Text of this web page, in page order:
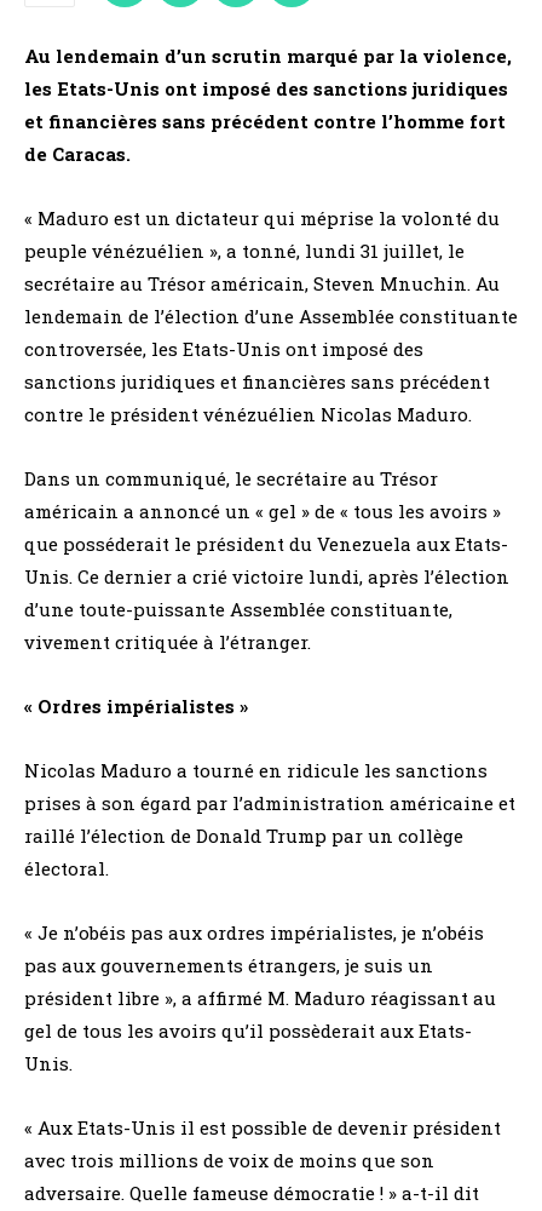
Au lendemain d’un scrutin marqué par la violence,
les Etats-Unis ont imposé des sanctions juridiques
et financières sans précédent contre l’homme fort
de Caracas.
« Maduro est un dictateur qui méprise la volonté du
peuple vénézuélien », a tonné, lundi 31 juillet, le
secrétaire au Trésor américain, Steven Mnuchin. Au
lendemain de l’élection d’une Assemblée constituante
controversée, les Etats-Unis ont imposé des
sanctions juridiques et financières sans précédent
contre le président vénézuélien Nicolas Maduro.
Dans un communiqué, le secrétaire au Trésor
américain a annoncé un « gel » de « tous les avoirs »
que posséderait le président du Venezuela aux Etats-
Unis. Ce dernier a crié victoire lundi, après l’élection
d’une toute-puissante Assemblée constituante,
vivement critiquée à l’étranger.
« Ordres impérialistes »
Nicolas Maduro a tourné en ridicule les sanctions
prises à son égard par l’administration américaine et
raillé l’élection de Donald Trump par un collège
électoral.
« Je n’obéis pas aux ordres impérialistes, je n’obéis
pas aux gouvernements étrangers, je suis un
président libre », a affirmé M. Maduro réagissant au
gel de tous les avoirs qu’il possèderait aux Etats-
Unis.
« Aux Etats-Unis il est possible de devenir président
avec trois millions de voix de moins que son
adversaire. Quelle fameuse démocratie ! » a-t-il dit